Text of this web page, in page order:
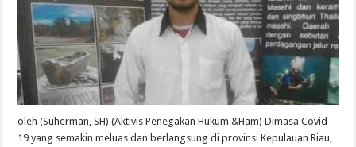
oleh (Suherman, SH) (Aktivis Penegakan Hukum &Ham) Dimasa Covid
19 yang semakin meluas dan berlangsung di provinsi Kepulauan Riau,